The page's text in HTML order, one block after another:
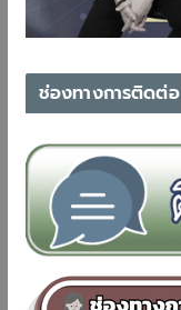
ช่องทางการติดต่อ